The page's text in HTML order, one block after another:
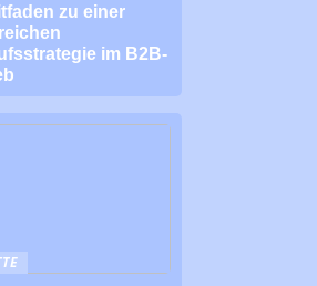
zu einer
im B2B-